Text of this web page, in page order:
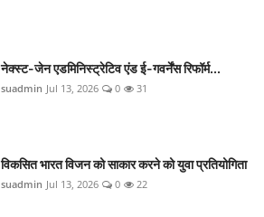
नेक्स्ट-जेन एडमिनिस्ट्रेटिव एंड ई-गवर्नेंस रिफॉर्म...
suadmin Jul 13, 2026 0 31
विकसित भारत विजन को साकार करने को युवा प्रतियोगिता
suadmin Jul 13, 2026 0 22